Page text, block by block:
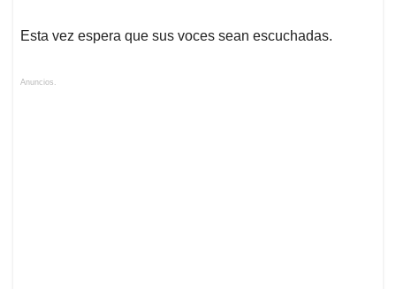
Esta vez espera que sus voces sean escuchadas.
Anuncios.